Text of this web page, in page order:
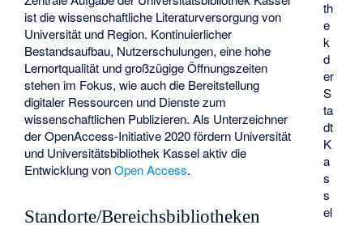
th
e
k
d
er
S
ta
dt
K
a
s
s
el
ist die wissenschaftliche Literaturversorgung von
Universität und Region. Kontinuierlicher
Bestandsaufbau, Nutzerschulungen, eine hohe
Lernortqualität und großzügige Öffnungszeiten
stehen im Fokus, wie auch die Bereitstellung
digitaler Ressourcen und Dienste zum
wissenschaftlichen Publizieren. Als Unterzeichner
der OpenAccess-Initiative 2020 fördern Universität
und Universitätsbibliothek Kassel aktiv die
Entwicklung vonOpen Access.
Standorte/Bereichsbibliotheken